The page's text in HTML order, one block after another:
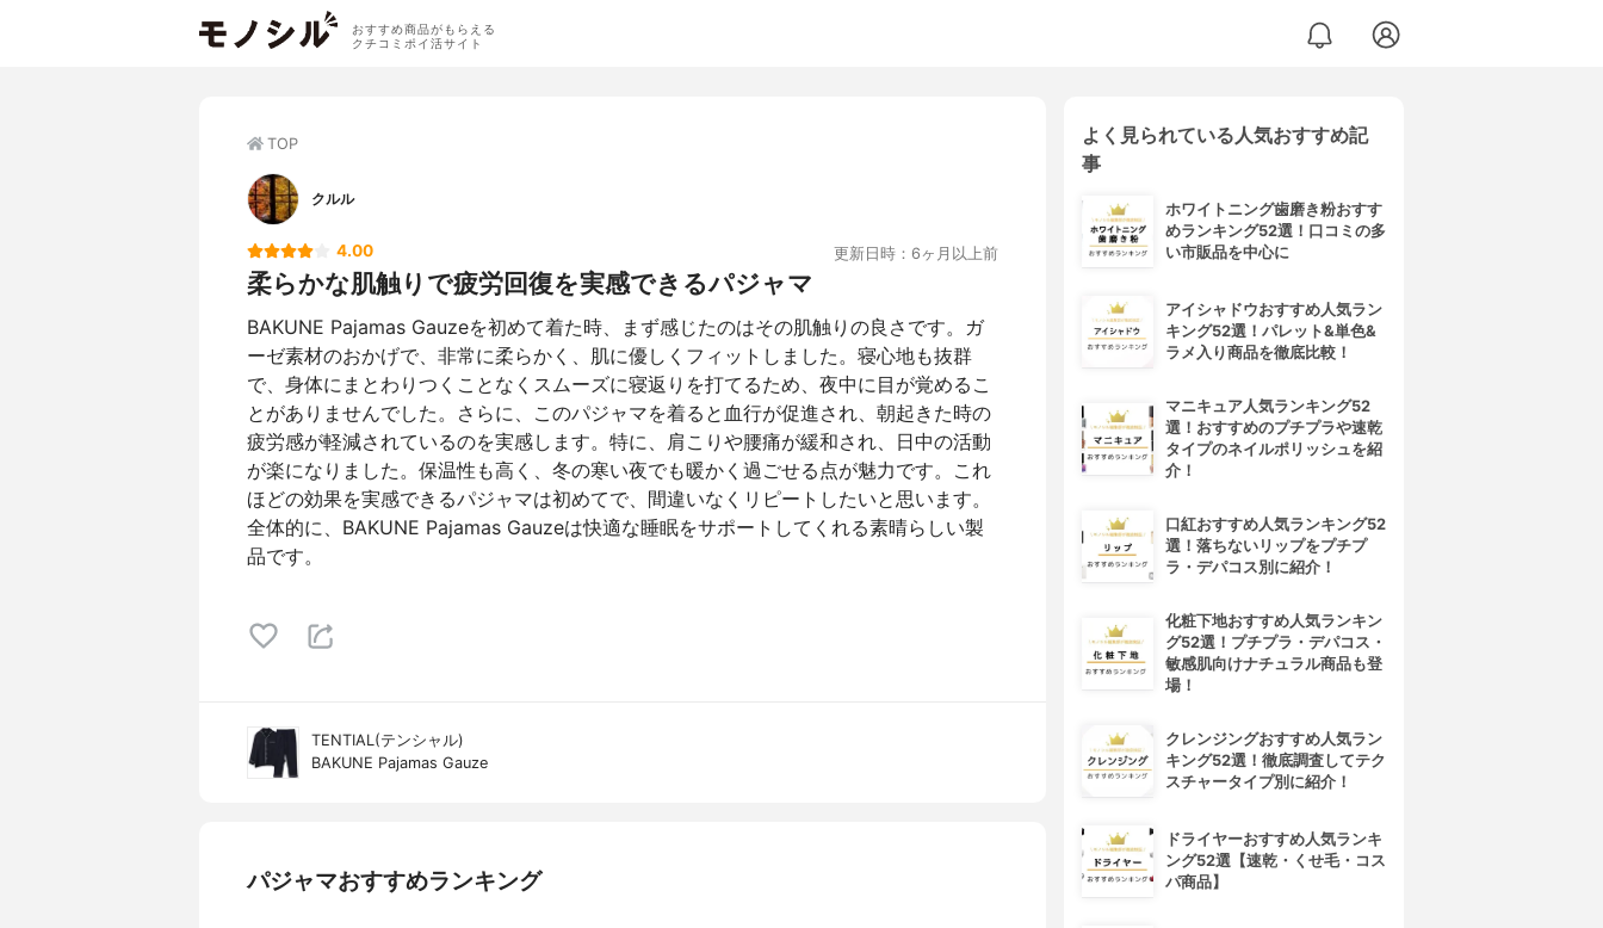
おすすめ商品がもらえる
クチコミポイ活サイト
TOP
クルル
4.00 更新日時：6ヶ月以上前
柔らかな肌触りで疲労回復を実感できるパジャマ
BAKUNE Pajamas Gauzeを初めて着た時、まず感じたのはその肌触りの良さです。ガ
ーゼ素材のおかげで、非常に柔らかく、肌に優しくフィットしました。寝心地も抜群
で、身体にまとわりつくことなくスムーズに寝返りを打てるため、夜中に目が覚めるこ
とがありませんでした。さらに、このパジャマを着ると血行が促進され、朝起きた時の
疲労感が軽減されているのを実感します。特に、肩こりや腰痛が緩和され、日中の活動
が楽になりました。保温性も高く、冬の寒い夜でも暖かく過ごせる点が魅力です。これ
ほどの効果を実感できるパジャマは初めてで、間違いなくリピートしたいと思います。
全体的に、BAKUNE Pajamas Gauzeは快適な睡眠をサポートしてくれる素晴らしい製
品です。
TENTIAL(テンシャル)
BAKUNE Pajamas Gauze
パジャマおすすめランキング
よく見られている人気おすすめ記
事
ホワイトニング歯磨き粉おすす
めランキング52選！口コミの多
い市販品を中心に
アイシャドウおすすめ人気ラン
キング52選！パレット&単色&
ラメ入り商品を徹底比較！
マニキュア人気ランキング52
選！おすすめのプチプラや速乾
タイプのネイルポリッシュを紹
介！
口紅おすすめ人気ランキング52
選！落ちないリップをプチプ
ラ・デパコス別に紹介！
化粧下地おすすめ人気ランキン
グ52選！プチプラ・デパコス・
敏感肌向けナチュラル商品も登
場！
クレンジングおすすめ人気ラン
キング52選！徹底調査してテク
スチャータイプ別に紹介！
ドライヤーおすすめ人気ランキ
ング52選【速乾・くせ毛・コス
パ商品】